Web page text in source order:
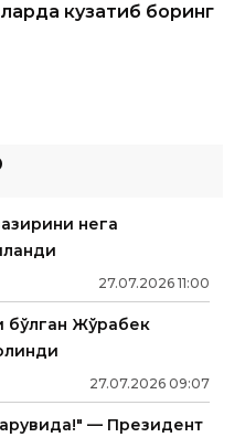
кузатиб боринг
нега
27.07.2026 11:00
бўлган Жўрабек
27.07.2026 09:07
— Президент